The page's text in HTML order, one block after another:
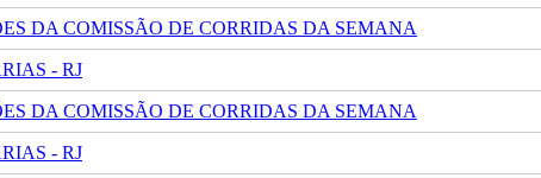
DA COMISSÃO DE CORRIDAS DA SEMANA
- RJ
DA COMISSÃO DE CORRIDAS DA SEMANA
- RJ